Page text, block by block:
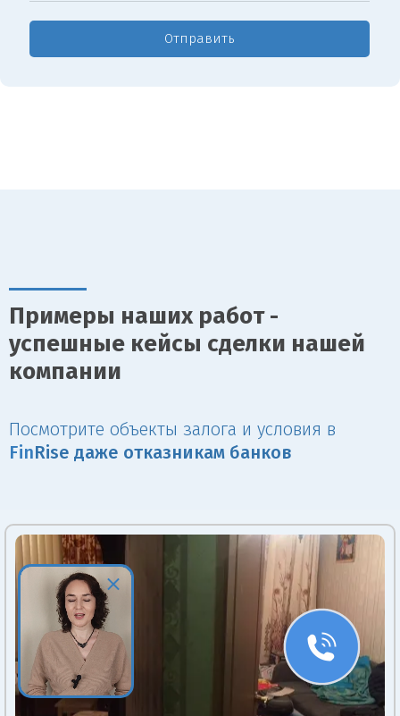
Отправить
Примеры наших работ -
успешные кейсы сделки нашей
компании
Посмотрите объекты залога и условия в
Fin Rise даже отказникам банков